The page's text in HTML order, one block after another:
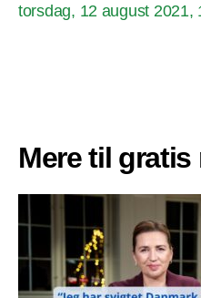
torsdag, 12 august 2021,
Mere til gratis